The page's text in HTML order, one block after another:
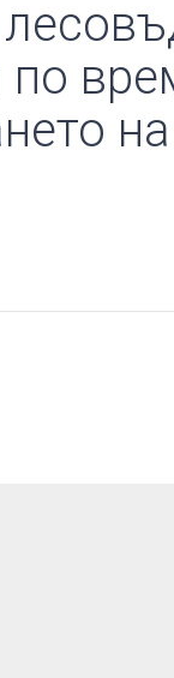
по